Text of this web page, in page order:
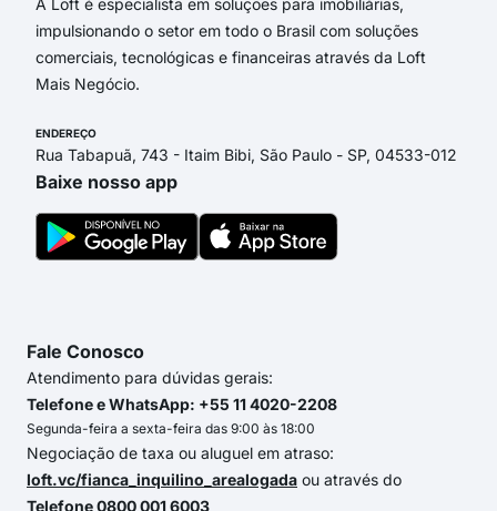
A Loft é especialista em soluções para imobiliárias,
impulsionando o setor em todo o Brasil com soluções
comerciais, tecnológicas e financeiras através da Loft
Mais Negócio.
ENDEREÇO
Rua Tabapuã, 743 - Itaim Bibi, São Paulo - SP, 04533-012
Baixe nosso app
Fale Conosco
Atendimento para dúvidas gerais:
Telefone e WhatsApp: +55 11 4020-2208
Segunda-feira a sexta-feira das 9:00 às 18:00
Negociação de taxa ou aluguel em atraso:
loft.vc/fianca_inquilino_arealogada ou através do
Telefone 0800 001 6003